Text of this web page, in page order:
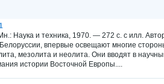
Наука и техника, 1970. — 272 с. с илл.
впервые освещают многие
мезолита и неолита. Они вводят в
истории Восточной Европы....